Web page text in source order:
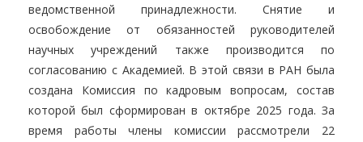
ведомственной принадлежности. Снятие и
освобождение от обязанностей руководителей
научных учреждений также производится по
согласованию с Академией. В этой связи в РАН была
создана Комиссия по кадровым вопросам, состав
которой был сформирован в октябре 2025 года. За
время работы члены комиссии рассмотрели 22